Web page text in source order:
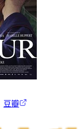
豆瓣